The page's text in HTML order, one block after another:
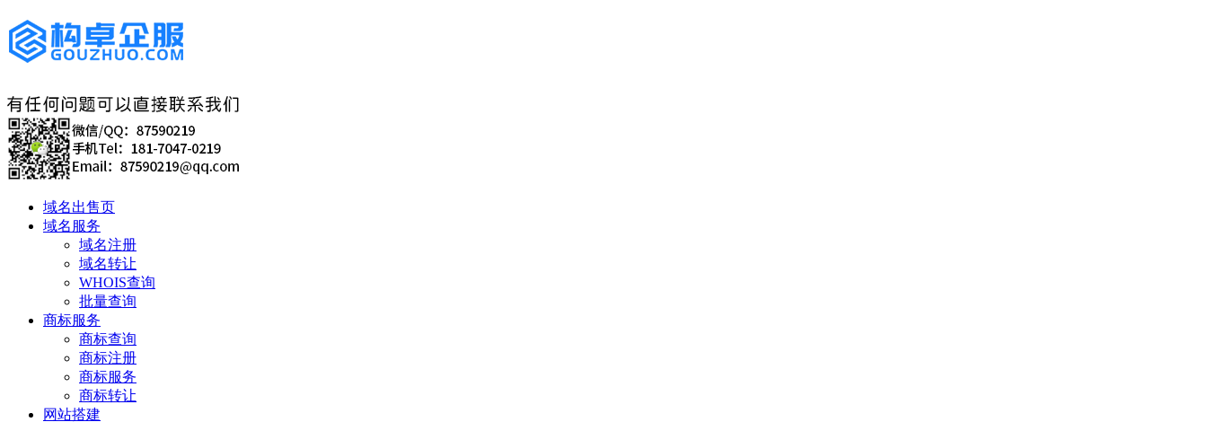
域名出售页
域名服务
域名注册
域名转让
WHOIS查询
批量查询
商标服务
商标查询
商标注册
商标服务
商标转让
网站搭建